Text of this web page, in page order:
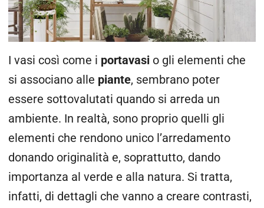
I vasi così come i portavasi o gli elementi che
si associano alle piante, sembrano poter
essere sottovalutati quando si arreda un
ambiente. In realtà, sono proprio quelli gli
elementi che rendono unico l’arredamento
donando originalità e, soprattutto, dando
importanza al verde e alla natura. Si tratta,
infatti, di dettagli che vanno a creare contrasti,